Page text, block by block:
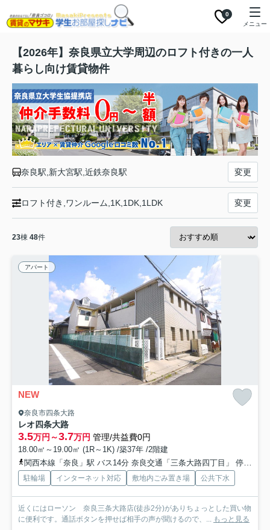
0
メニュー
【2026年】奈良県立大学周辺のロフト付きの一人
暮らし向け賃貸物件
奈良駅,新大宮駅,近鉄奈良駅 変更
ロフト付き,ワンルーム,1K,1DK,1LDK 変更
23棟 48件
アパート
NEW
奈良市四条大路
レオ四条大路
3.5万円～3.7万円 管理/共益費0円
18.00㎡～19.00㎡ (1R～1K) /築37年 /2階建
関西本線「奈良」駅 バス14分 奈良交通「三条大路四丁目」 停歩2分
駐輪場 インターネット対応 敷地内ごみ置き場 公共下水
近くにはローソン 奈良三条大路店(徒歩2分)がありちょっとした買い物
に便利です。通話ボタンを押せば相手の声が聞けるので、... もっと見る